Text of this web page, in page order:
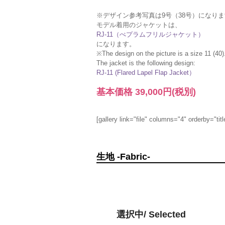
※デザイン参考写真は9号（38号）になりま
モデル着用のジャケットは、
RJ-11（ぺプラムフリルジャケット）
になります。
※The design on the picture is a size 11 (40).
The jacket is the following design:
RJ-11 (Flared Lapel Flap Jacket）
基本価格 39,000円 (税別)
[gallery link="file" columns="4"
生地 -Fabric-
選択中/ Selected